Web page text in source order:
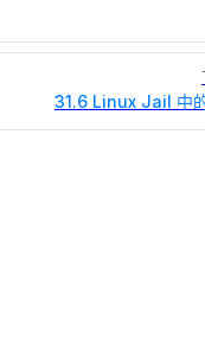
31.6 Linux Jail 中